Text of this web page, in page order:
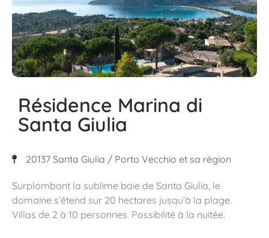
Résidence Marina di
Santa Giulia
20137 Santa Giulia / Porto Vecchio et sa région
Surplombant la sublime baie de Santa Giulia, le
domaine s’étend sur 20 hectares jusqu’à la plage.
Villas de 2 à 10 personnes. Possibilité à la nuitée.